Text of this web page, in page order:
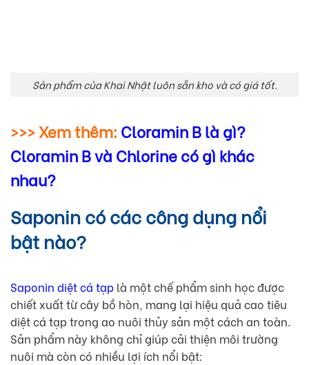
Sản phẩm của Khai Nhật luôn sẵn kho và có giá tốt.
>>> Xem thêm: Cloramin B là gì?
Cloramin B và Chlorine có gì khác
nhau?
Saponin có các công dụng nổi
bật nào?
Saponin diệt cá tạp là một chế phẩm sinh học được
chiết xuất từ cây bồ hòn, mang lại hiệu quả cao tiêu
diệt cá tạp trong ao nuôi thủy sản một cách an toàn.
Sản phẩm này không chỉ giúp cải thiện môi trường
nuôi mà còn có nhiều lợi ích nổi bật: